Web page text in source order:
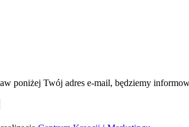
poniżej Twój adres e-mail, będziemy